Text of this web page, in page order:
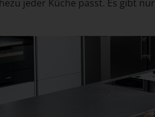
jeder Küche passt. Es gibt nur